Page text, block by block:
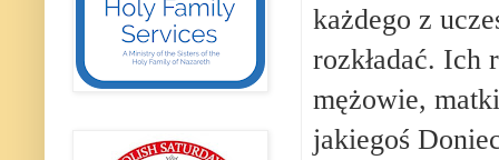
każdego z
rozkładać. Ich
mężowie,
jakiegoś